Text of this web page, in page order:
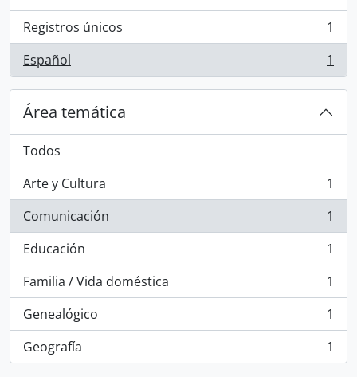
Registros únicos
, 1 resultados
1
Español
, 1 resultados 1
Área temática
Todos
Arte y Cultura
, 1 resultados
1
Comunicación
, 1 resultados
1
Educación
, 1 resultados
1
Familia / Vida doméstica
, 1 resultados
1
Genealógico
, 1 resultados
1
Geografía
, 1 resultados 1